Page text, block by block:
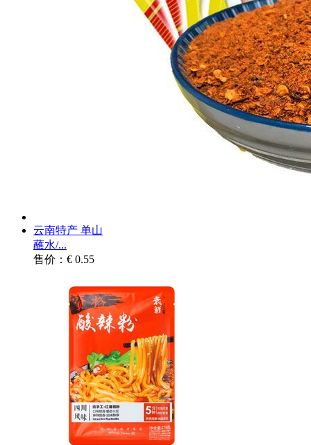
云南特产 单山
蘸水/...
售价：€ 0.55